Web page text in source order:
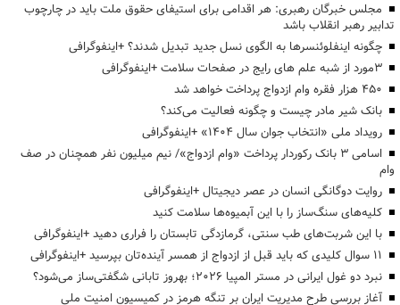
مجلس خبرگان رهبری: هر اقدامی برای استیفای حقوق ملت باید در چارچوب
تدابیر رهبر انقلاب باشد
چگونه اینفلوئنسرها به الگوی نسل جدید تبدیل شدند؟ +اینفوگرافی
3مورد از شبه علم های رایج در صفحات سلامت +اینفوگرافی
۴۵۰ هزار فقره وام ازدواج پرداخت خواهد شد
بانک شیر مادر چیست و چگونه فعالیت می‌کند؟
رویداد ملی «انتخاب جوان سال ۱۴۰۴» +اینفوگرافی
اسامی ۳ بانک رکوردار پرداخت «وام ازدواج»/ نیم میلیون نفر همچنان در صف
وام
روایت دوگانگی انسان در عصر دیجیتال +اینفوگرافی
کلیه‌های سنگ‌ساز را با این آبمیوه‌ها سلامت کنید
با این شربت‌های طب سنتی، گرمازدگی تابستان را فراری دهید +اینفوگرافی
۱۱ سوال کلیدی که باید قبل از ازدواج از همسر آینده‌تان بپرسید +اینفوگرافی
نبرد دو غول ایرانی در مستر المپیا ۲۰۲۶؛ بهروز تابانی شگفتی‌ساز می‌شود؟
آغاز بررسی طرح مدیریت ایران بر تنگه هرمز در کمیسیون امنیت ملی